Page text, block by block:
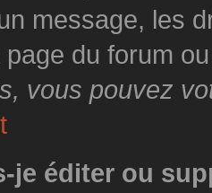
message, les
page du forum
vous pouvez
je éditer ou